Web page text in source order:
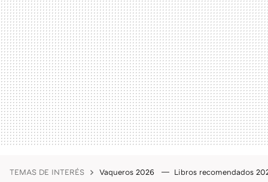
TEMAS DE INTERÉS Vaqueros 2026 Libros recomendados